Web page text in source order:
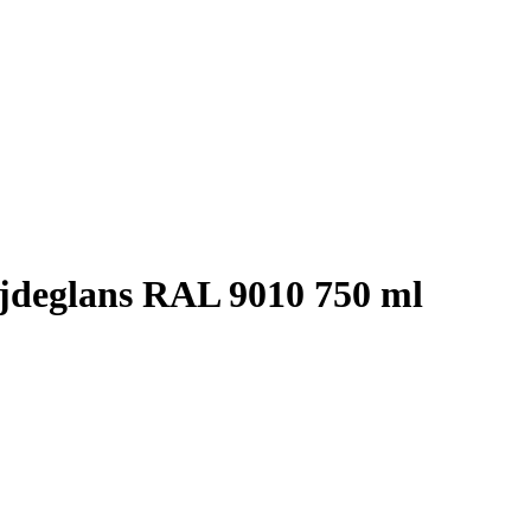
RAL 9010 750 ml